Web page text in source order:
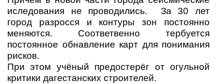
иследования не проводились. За 30 лет
город разросся и контуры зон постоянно
меняются. Соответвенно тербуется
постоянное обнавление карт для понимания
рисков.
При этом учёный предостерёг от огульной
критики дагестанских строителей.